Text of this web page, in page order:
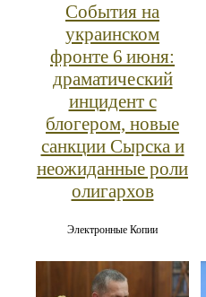
События на
украинском
фронте 6 июня:
драматический
инцидент с
блогером, новые
санкции Сырска и
неожиданные роли
олигархов
Электронные Копии